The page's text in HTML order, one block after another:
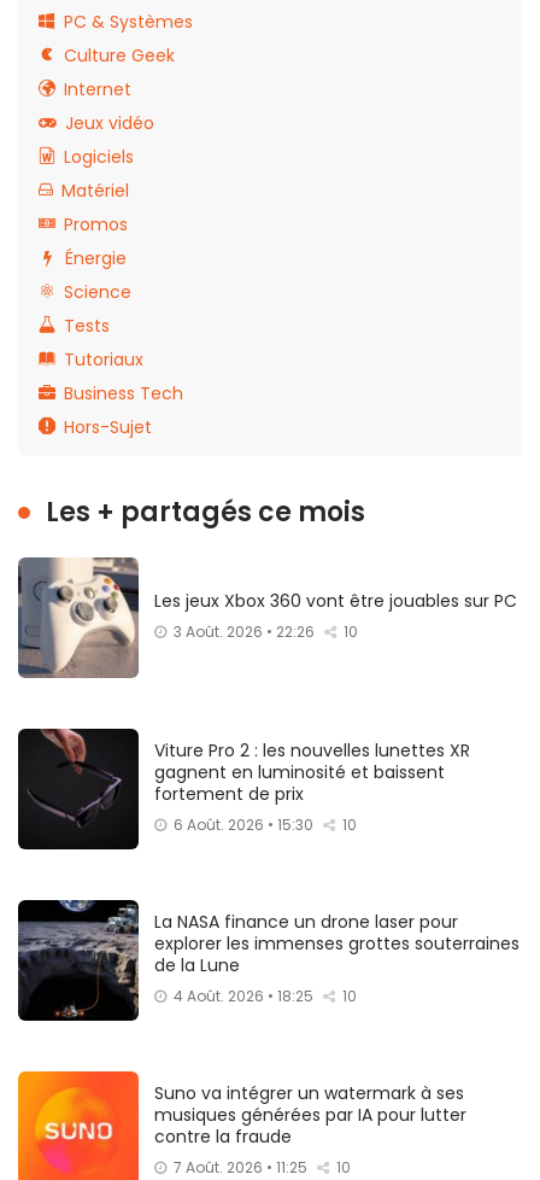
PC & Systèmes
Culture Geek
Internet
Jeux vidéo
Logiciels
Matériel
Promos
Énergie
Science
Tests
Tutoriaux
Business Tech
Hors-Sujet
Les + partagés ce mois
Les jeux Xbox 360 vont être jouables sur PC
3 Août. 2026 • 22:26 10
Viture Pro 2 : les nouvelles lunettes XR
gagnent en luminosité et baissent
fortement de prix
6 Août. 2026 • 15:30 10
La NASA finance un drone laser pour
explorer les immenses grottes souterraines
de la Lune
4 Août. 2026 • 18:25 10
Suno va intégrer un watermark à ses
musiques générées par IA pour lutter
contre la fraude
7 Août. 2026 • 11:25 10